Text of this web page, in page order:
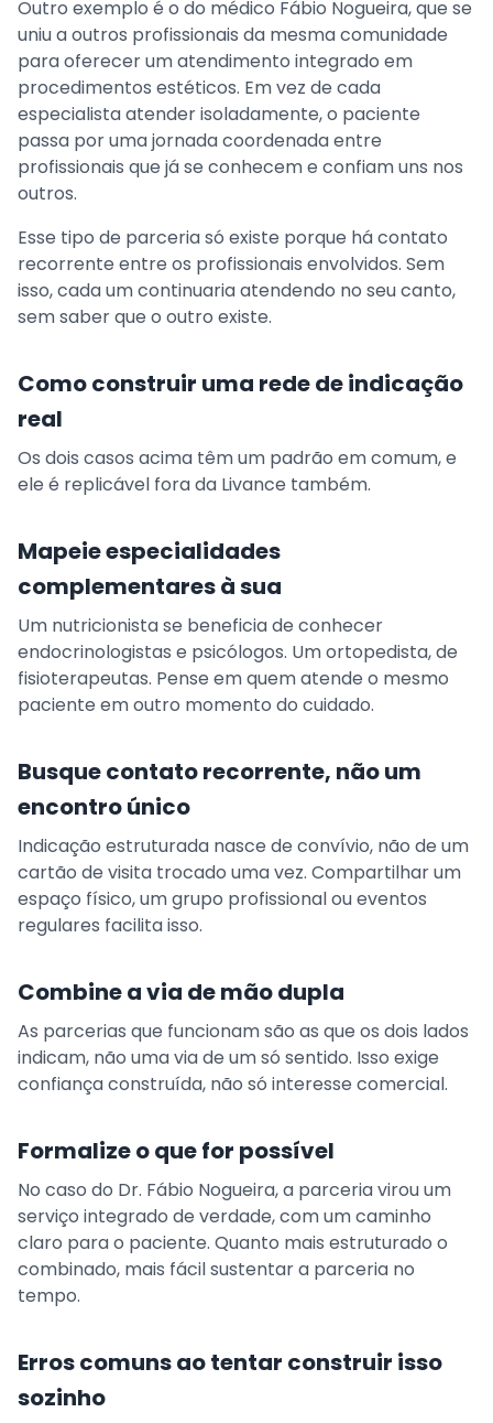
Outro exemplo é o do médico Fábio Nogueira, que se
uniu a outros profissionais da mesma comunidade
para oferecer um atendimento integrado em
procedimentos estéticos. Em vez de cada
especialista atender isoladamente, o paciente
passa por uma jornada coordenada entre
profissionais que já se conhecem e confiam uns nos
outros.
Esse tipo de parceria só existe porque há contato
recorrente entre os profissionais envolvidos. Sem
isso, cada um continuaria atendendo no seu canto,
sem saber que o outro existe.
Como construir uma rede de indicação
real
Os dois casos acima têm um padrão em comum, e
ele é replicável fora da Livance também.
Mapeie especialidades
complementares à sua
Um nutricionista se beneficia de conhecer
endocrinologistas e psicólogos. Um ortopedista, de
fisioterapeutas. Pense em quem atende o mesmo
paciente em outro momento do cuidado.
Busque contato recorrente, não um
encontro único
Indicação estruturada nasce de convívio, não de um
cartão de visita trocado uma vez. Compartilhar um
espaço físico, um grupo profissional ou eventos
regulares facilita isso.
Combine a via de mão dupla
As parcerias que funcionam são as que os dois lados
indicam, não uma via de um só sentido. Isso exige
confiança construída, não só interesse comercial.
Formalize o que for possível
No caso do Dr. Fábio Nogueira, a parceria virou um
serviço integrado de verdade, com um caminho
claro para o paciente. Quanto mais estruturado o
combinado, mais fácil sustentar a parceria no
tempo.
Erros comuns ao tentar construir isso
sozinho